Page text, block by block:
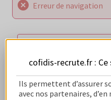
Erreur de navigation
cofidis-recrute.fr :
Ils permettent d’assurer
avec nos partenaires,